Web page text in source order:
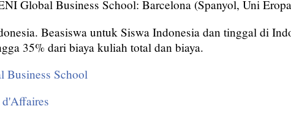
Global Business School: Barcelona (Spanyol, Uni
Beasiswa untuk Siswa Indonesia dan tinggal di
35% dari biaya kuliah total dan biaya.
Business School